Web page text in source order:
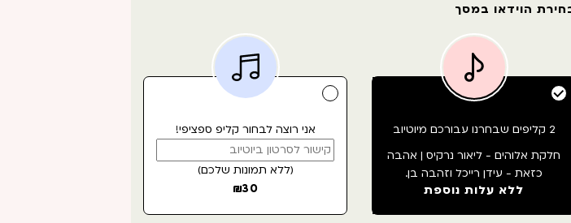
הוידאו במסך
2 קליפים שבחרנו עבורכם מיוטיוב
חלקת אלוהים - ליאור נרקיס | אהבה
כזאת - עידן רייכל וזהבה בן.
ללא עלות נוספת
אני רוצה לבחור קליפ ספציפי!
(ללא תמונות שלכם)
₪30